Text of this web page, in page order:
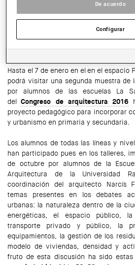
HORARIO:
de 10 h a 20 h
COMPARTIR
WhatsApp
Facebook
TwitterLinkedIn
Share
Hasta el 7 de enero en el en el espacio
podrá visitar una segunda muestra de
por alumnos de las escuelas La
delCongreso de arquitectura 2016
proyecto pedagógico para incorporar
y urbanismo en primaria y secundaria.
Los alumnos de todas las líneas y
han participado pues en los talleres,
de octubre por alumnos de la
Arquitectura de la Universidad
coordinación del arquitecto Narcís
temas presentes en los debates
urbanas: la naturaleza dentro de la
energéticas, el espacio público,
transporte privado y público, la
equipamientos, la gestión de los
modelo de viviendas, densidad y
fruto de esta discusión ha sido estas
De acuerdo
Configurar